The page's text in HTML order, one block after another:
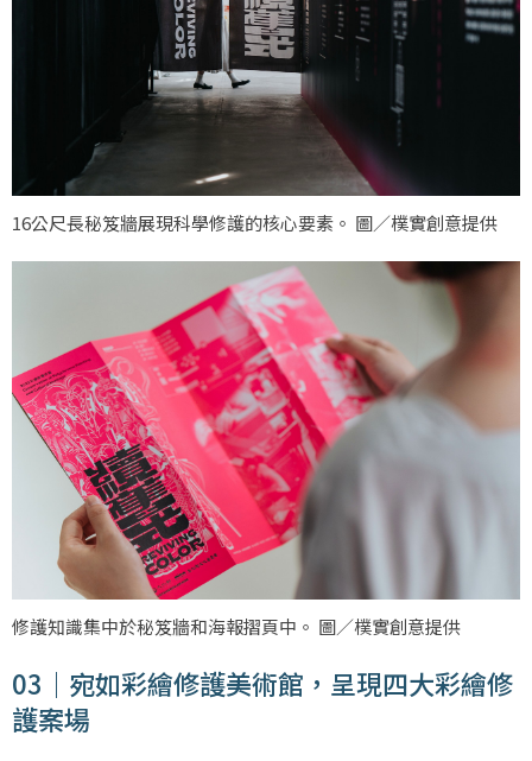
16公尺長秘笈牆展現科學修護的核心要素。 圖／樸實創意提供
修護知識集中於秘笈牆和海報摺頁中。 圖／樸實創意提供
03｜宛如彩繪修護美術館，呈現四大彩繪修
護案場